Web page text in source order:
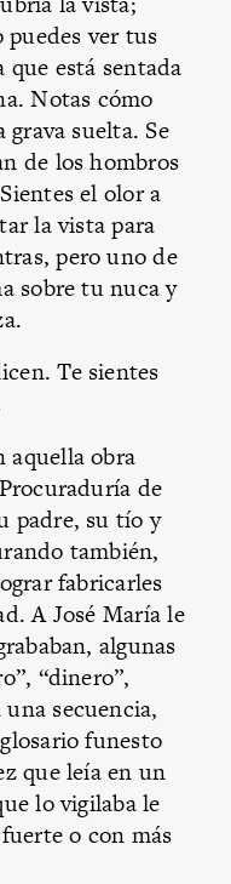
ver tus
que está sentada
Notas cómo
suelta. Se
de los hombros
el olor a
la vista para
pero uno de
sobre tu nuca y
Te sientes
aquella obra
de
padre, su tío y
también,
fabricarles
A José María le
algunas
“dinero”,
secuencia,
funesto
que leía en un
lo vigilaba le
o con más